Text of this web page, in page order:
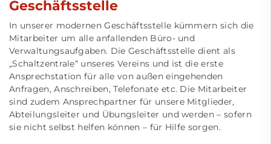
Geschäftsstelle
In unserer modernen Geschäftsstelle kümmern sich die
Mitarbeiter um alle anfallenden Büro- und
Verwaltungsaufgaben. Die Geschäftsstelle dient als
„Schaltzentrale“ unseres Vereins und ist die erste
Ansprechstation für alle von außen eingehenden
Anfragen, Anschreiben, Telefonate etc. Die Mitarbeiter
sind zudem Ansprechpartner für unsere Mitglieder,
Abteilungsleiter und Übungsleiter und werden – sofern
sie nicht selbst helfen können – für Hilfe sorgen.